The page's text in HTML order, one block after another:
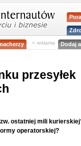
< reklama Dodaj
przesyłek
ostatniej mili
operatorskiej?